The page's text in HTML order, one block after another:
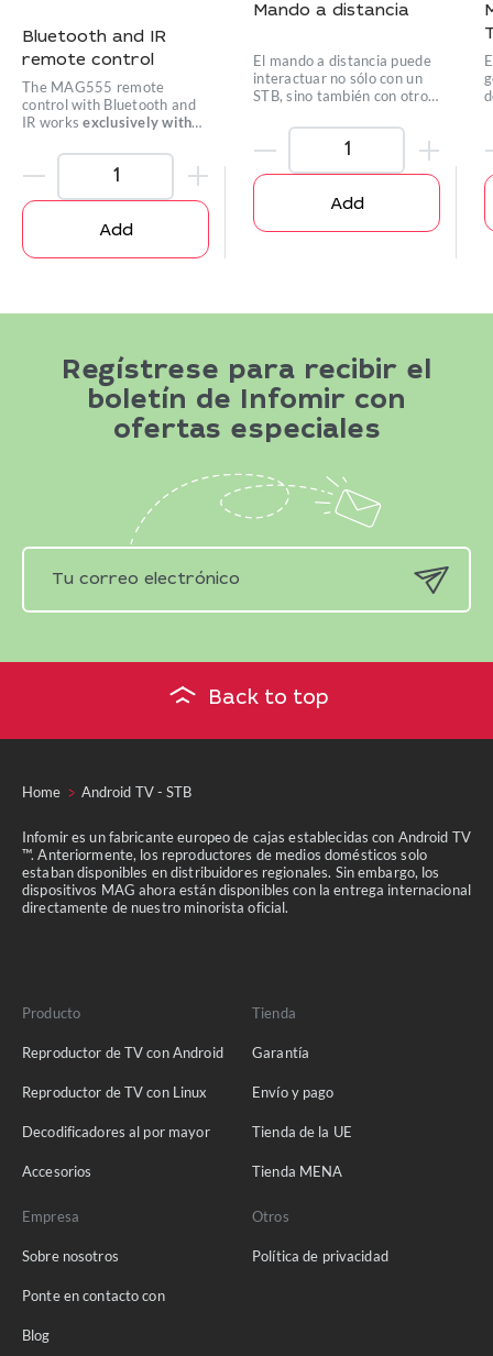
Bluetooth and IR
remote control
The MAG555 remote
control with Bluetooth and
IR worksexclusively with
Add
Mando a distancia
El mando a distancia puede
interactuar no sólo con un
STB, sino también con otros
Add
Regístrese para recibir el
boletín de Infomir con
ofertas especiales
Back to top
Home Android TV - STB
Infomir es un fabricante europeo de cajas establecidas con Android TV
™. Anteriormente, los reproductores de medios domésticos solo
estaban disponibles en distribuidores regionales. Sin embargo, los
dispositivos MAG ahora están disponibles con la entrega internacional
directamente de nuestro minorista oficial.
Producto
Reproductor de TV con Android
Reproductor de TV con Linux
Decodificadores al por mayor
Accesorios
Tienda
Garantía
Envío y pago
Tienda de la UE
Tienda MENA
Empresa
Sobre nosotros
Ponte en contacto con
Blog
Otros
Política de privacidad